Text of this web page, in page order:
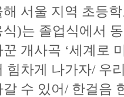
해 서울 지역 초등
식)는 졸업식에서
꾼 개사곡 ‘세계로
힘차게 나가자/ 우
갈 수 있어/ 한걸음